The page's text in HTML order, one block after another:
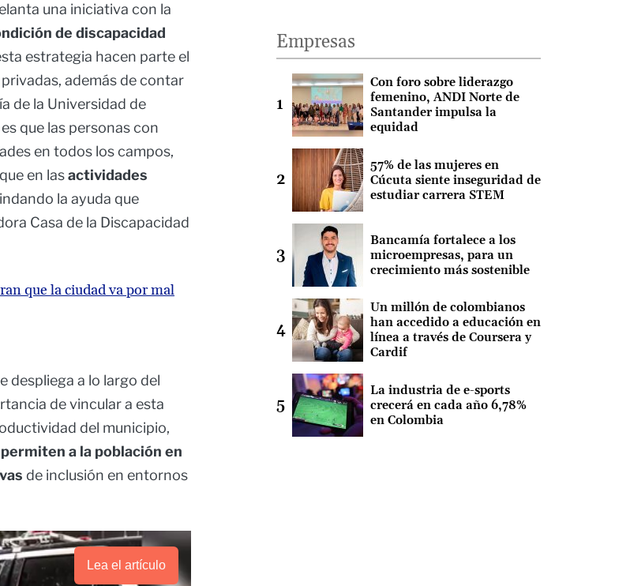
una iniciativa con la
de discapacidad
estrategia hacen parte el
además de contar
de la Universidad de
que las personas con
en todos los campos,
en lasactividades
la ayuda que
Casa de la Discapacidad
que la ciudad va por mal
despliega a lo largo del
de vincular a esta
del municipio,
permiten a la población en
de inclusión en entornos
Lea el artículo
Empresas
Con foro sobre liderazgo
femenino, ANDI Norte de
Santander impulsa la
equidad
57% de las mujeres en
Cúcuta siente inseguridad de
estudiar carrera STEM
Bancamía fortalece a los
microempresas, para un
crecimiento más sostenible
Un millón de colombianos
han accedido a educación en
línea a través de Coursera y
Cardif
La industria de e-sports
crecerá en cada año 6,78%
en Colombia